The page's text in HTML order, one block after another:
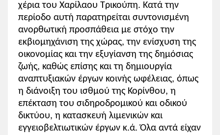
χέρια του Χαρίλαου Τρικούπη. Κατά την
περίοδο αυτή παρατηρείται συντονισμένη
ανορθωτική προσπάθεια με στόχο την
εκβιομηχάνιση της χώρας, την ενίσχυση της
οικονομίας και την εξυγίανση της δημόσιας
ζωής, καθώς επίσης και τη δημιουργία
αναπτυξιακών έργων κοινής ωφέλειας, όπως
η διάνοιξη του ισθμού της Κορίνθου, η
επέκταση του σιδηροδρομικού και οδικού
δικτύου, η κατασκευή λιμενικών και
εγγειοβελτιωτικών έργων κ.ά. Όλα αντά είχαν